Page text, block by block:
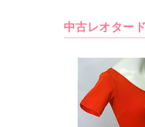
中古レオタード